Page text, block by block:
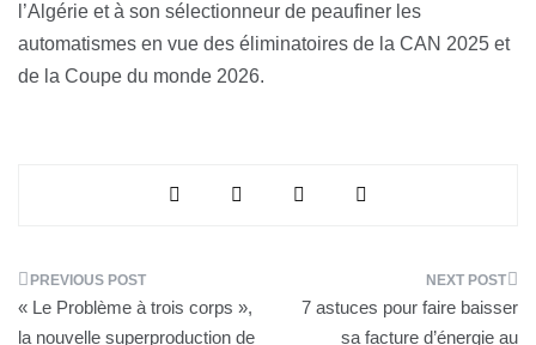
l’Algérie et à son sélectionneur de peaufiner les
automatismes en vue des éliminatoires de la CAN 2025 et
de la Coupe du monde 2026.
Navigation
de
« Le Problème à trois corps »,
la nouvelle superproduction de
7 astuces pour faire baisser
sa facture d’énergie au